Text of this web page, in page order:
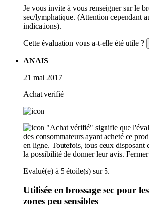
Je vous invite à vous renseigner sur le
sec/lymphatique. (Attention cependant
indications).
Cette évaluation vous a-t-elle été utile ?
ANAIS
21 mai 2017
Achat verifié
"Achat vérifié" signifie que
des consommateurs ayant acheté ce
en ligne. Toutefois, tous ceux disposant
la possibilité de donner leur avis.
Evalué(e) à 5 étoile(s) sur 5.
Utilisée en brossage sec pour
zones peu sensibles